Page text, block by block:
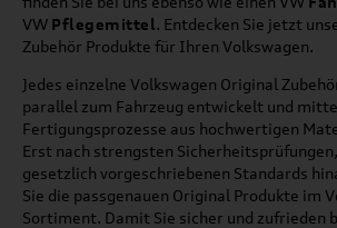
VW Pflegemittel. Entdecken Sie jetzt
Zubehör Produkte für Ihren Volkswagen.
Jedes einzelne Volkswagen Original
parallel zum Fahrzeug entwickelt und
Fertigungsprozesse aus hochwertigen
Erst nach strengsten
gesetzlich vorgeschriebenen Standards
Sie die passgenauen Original Produkte im
Sortiment. Damit Sie sicher und zufrieden